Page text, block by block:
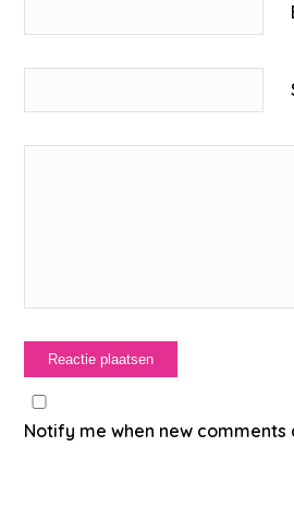
Notify me when new comments